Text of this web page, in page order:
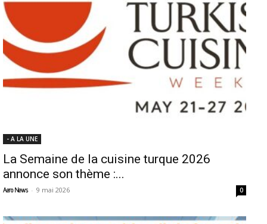
- A LA UNE
La Semaine de la cuisine turque 2026
annonce son thème :...
Aero News - 9 mai 2026 0